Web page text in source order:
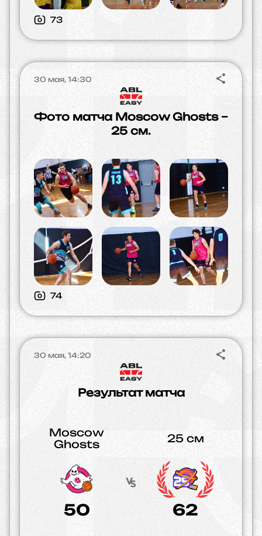
73
30 мая, 14:30
Фото матча Moscow Ghosts –
25 см.
74
30 мая, 14:20
Результат матча
Moscow
Ghosts
50
25 см
62